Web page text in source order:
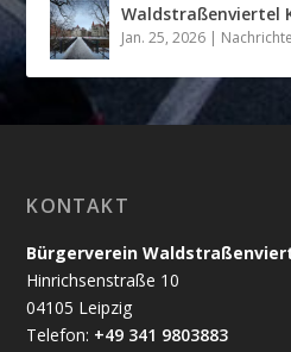
Waldstraßenviertel
Jan. 25, 2026 |
KONTAKT
Bürgerverein
Hinrichsenstraße 10
04105 Leipzig
Telefon: +49 341 9803883